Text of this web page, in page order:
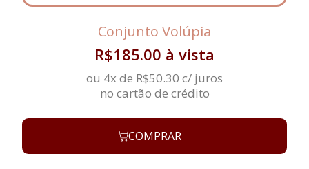
Conjunto Volúpia
R$185.00 à vista
ou 4x de R$50.30 c/ juros
no cartão de crédito
COMPRAR